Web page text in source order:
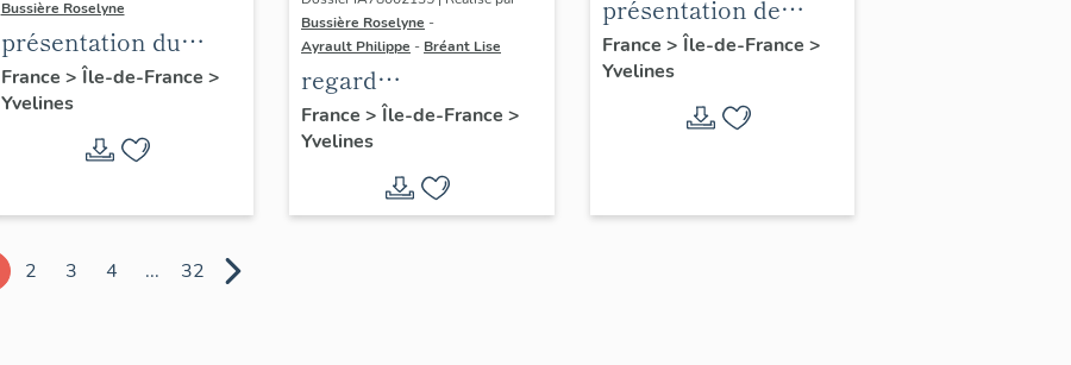
Bussière Roselyne
présentation du
diagnostic
patrimonial, urbain
et paysager de Seine-
France > Île-de-France >
Yvelines
Bussière Roselyne -
Ayrault Philippe - Bréant Lise
regard
photographique sur
le territoire de Seine-
France > Île-de-France >
Yvelines
présentation de
l'étude du
patrimoine de l'aire
d'étude Versailles
périphérie sud
France > Île-de-France >
Yvelines
2 3 4 ... 32